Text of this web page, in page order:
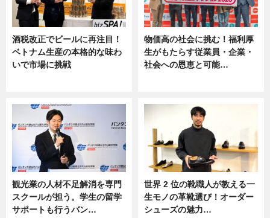
酒税改正でビールに再注目！
ベトナム生産の本格的な味わ
いで市場に挑戦
物価高の社会に挑む！福利厚
生がもたらす従業員・企業・
社会への恩恵と可能…
観光業の人材不足解消を専門
スクールが担う。学生の留学
サポートも行うバン…
世界 2 位の靴職人が教える一
生モノの革靴選び！オーダー
シューズの魅力…